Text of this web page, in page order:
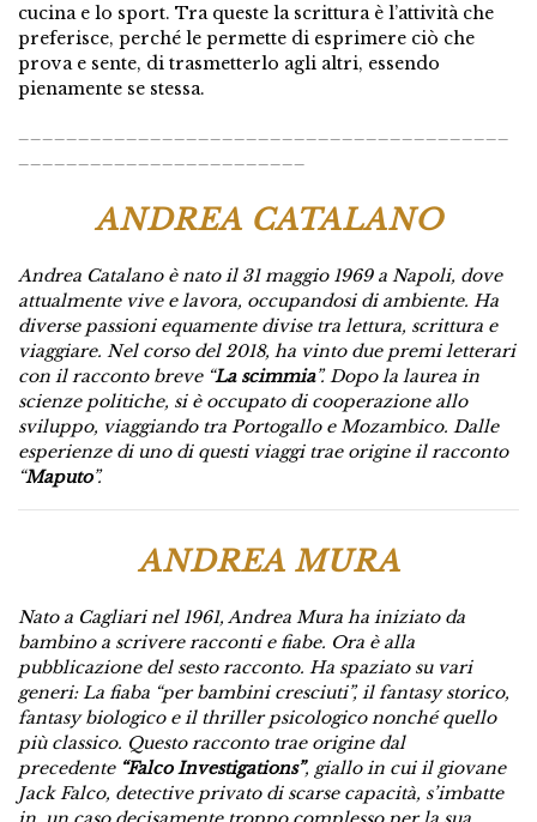
cucina e lo sport. Tra queste la scrittura è l’attività che
preferisce, perché le permette di esprimere ciò che
prova e sente, di trasmetterlo agli altri, essendo
pienamente se stessa.
ANDREA CATALANO
Andrea Catalano è nato il 31 maggio 1969 a Napoli, dove
attualmente vive e lavora, occupandosi di ambiente. Ha
diverse passioni equamente divise tra lettura, scrittura e
viaggiare. Nel corso del 2018, ha vinto due premi letterari
con il racconto breve “La scimmia”. Dopo la laurea in
scienze politiche, si è occupato di cooperazione allo
sviluppo, viaggiando tra Portogallo e Mozambico. Dalle
esperienze di uno di questi viaggi trae origine il racconto
“Maputo”.
ANDREA MURA
Nato a Cagliari nel 1961, Andrea Mura ha iniziato da
bambino a scrivere racconti e fiabe. Ora è alla
pubblicazione del sesto racconto. Ha spaziato su vari
generi: La fiaba “per bambini cresciuti”, il fantasy storico,
fantasy biologico e il thriller psicologico nonché quello
più classico. Questo racconto trae origine dal
precedente “Falco Investigations”, giallo in cui il giovane
Jack Falco, detective privato di scarse capacità, s’imbatte